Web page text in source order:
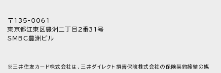
〒135-0061
東京都江東区豊洲二丁目2番31号
SMBC豊洲ビル
※三井住友カード株式会社は、三井ダイレクト損害保険株式会社の保険契約締結の媒